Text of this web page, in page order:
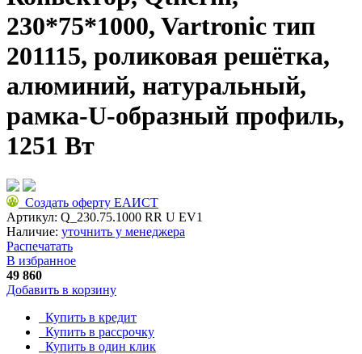
230*75*1000, Vartronic тип
201115, роликовая решётка,
алюминий, натуральный,
рамка-U-образный профиль,
1251 Вт
Создать оферту ЕАИСТ
Артикул: Q_230.75.1000 RR U EV1
Наличие: уточнить у менеджера
Распечатать
В избранное
49 860
Добавить в корзину
Купить в кредит
Купить в рассрочку
Купить в один клик